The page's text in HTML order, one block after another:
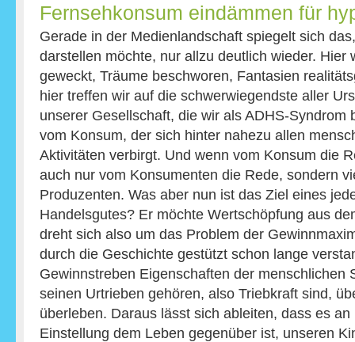
Fernsehkonsum eindämmen für
Gerade in der Medienlandschaft spiegelt sich
darstellen möchte, nur allzu deutlich wieder. Hier
geweckt, Träume beschworen, Fantasien
hier treffen wir auf die schwerwiegendste aller
unserer Gesellschaft, die wir als ADHS-Syndrom
vom Konsum, der sich hinter nahezu allen
Aktivitäten verbirgt. Und wenn vom Konsum die
auch nur vom Konsumenten die Rede, sondern
Produzenten. Was aber nun ist das Ziel eines
Handelsgutes? Er möchte Wertschöpfung aus
dreht sich also um das Problem der
durch die Geschichte gestützt schon lange
Gewinnstreben Eigenschaften der menschlichen
seinen Urtrieben gehören, also Triebkraft sind,
überleben. Daraus lässt sich ableiten, dass es
Einstellung dem Leben gegenüber ist, unseren